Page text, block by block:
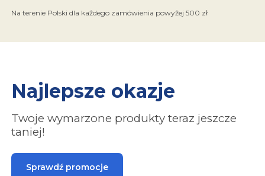
Na terenie Polski dla każdego zamówienia powyżej 500 zł
Najlepsze okazje
Twoje wymarzone produkty teraz jeszcze
taniej!
Sprawdź promocje